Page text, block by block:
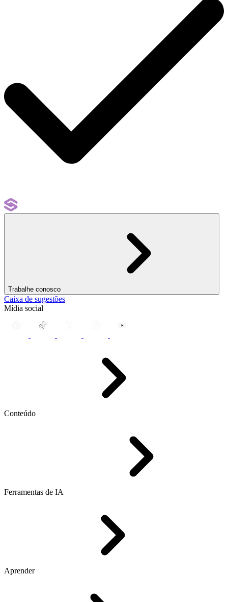
Trabalhe conosco
Caixa de sugestões
Mídia social
Conteúdo
Ferramentas de IA
Aprender